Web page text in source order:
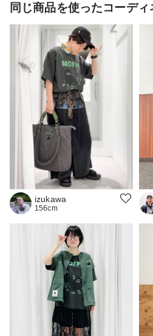
同じ商品を使ったコーディ
izukawa
156cm